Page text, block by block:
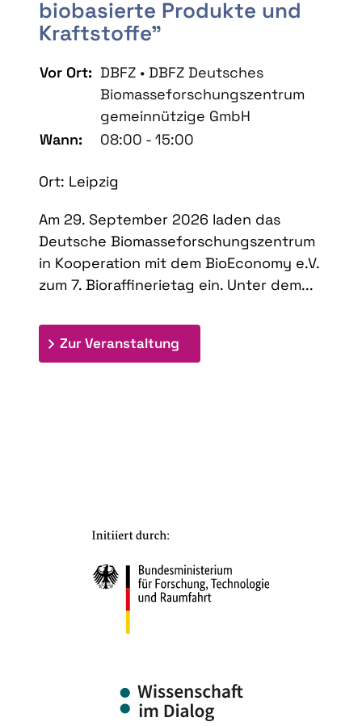
biobasierte Produkte und
Kraftstoffe"
Vor Ort: DBFZ • DBFZ Deutsches
Biomasseforschungszentrum
gemeinnützige GmbH
Wann:
08:00 - 15:00
Ort: Leipzig
Am 29. September 2026 laden das
Deutsche Biomasseforschungszentrum
in Kooperation mit dem BioEconomy e.V.
zum 7. Bioraffinerietag ein. Unter dem...
Zur Veranstaltung